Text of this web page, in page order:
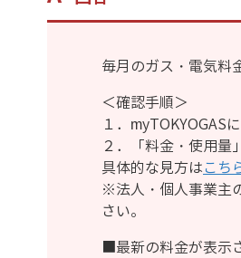
毎月のガス・電気料
＜確認手順＞
１．myTOKYOGAS
２．「料金・使用量
具体的な見方はこち
※法人・個人事業主
さい。
■最新の料金が表示